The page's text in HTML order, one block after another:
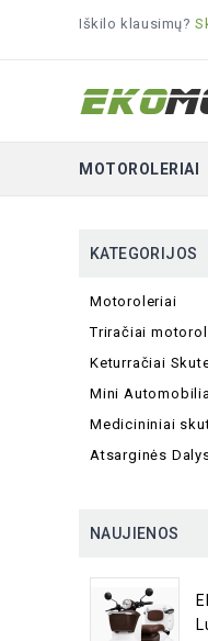
Iškilo klausimų?
MOTOROLERIAI
KATEGORIJOS
Motoroleriai
Triračiai
Keturračiai
Mini
Medicininiai
Atsarginės
NAUJIENOS